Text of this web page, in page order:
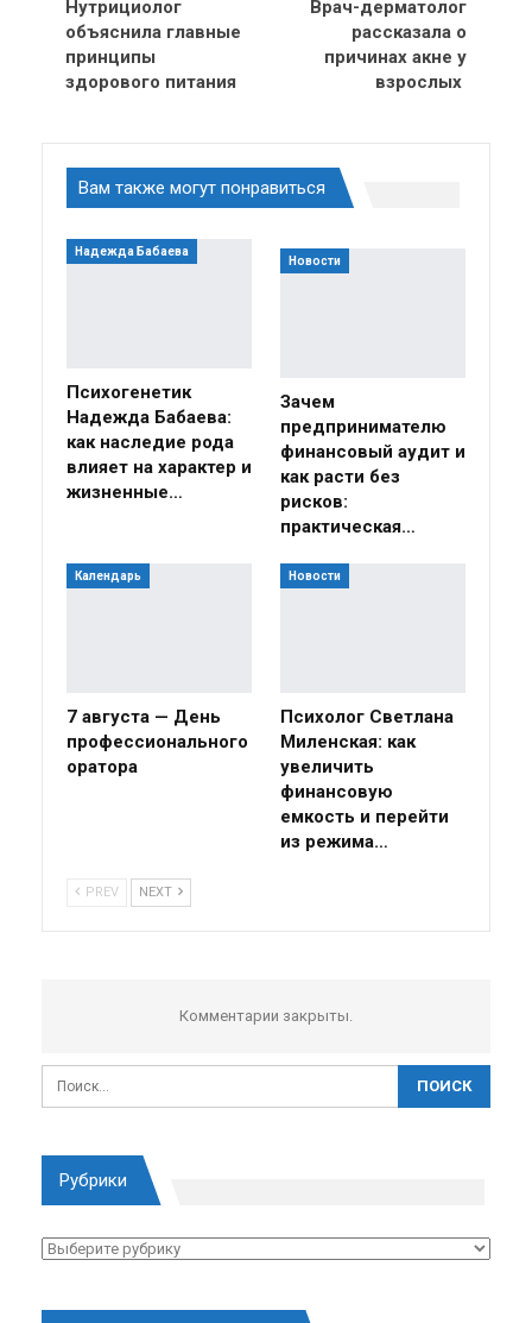
Нутрициолог
объяснила главные
принципы
здорового питания
Врач-дерматолог
рассказала о
причинах акне у
взрослых
Вам также могут понравиться
Надежда Бабаева
Психогенетик
Надежда Бабаева:
как наследие рода
влияет на характер и
жизненные…
Новости
Зачем
предпринимателю
финансовый аудит и
как расти без
рисков:
практическая…
Календарь
7 августа — День
профессионального
оратора
Новости
Психолог Светлана
Миленская: как
увеличить
финансовую
емкость и перейти
из режима…
PREV NEXT
Комментарии закрыты.
Рубрики
Рубрики